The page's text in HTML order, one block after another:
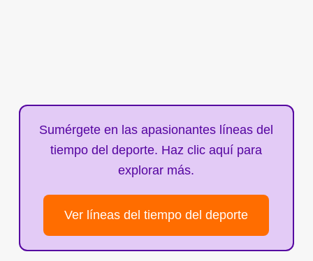
Sumérgete en las apasionantes líneas del
tiempo del deporte. Haz clic aquí para
explorar más.
Ver líneas del tiempo del deporte